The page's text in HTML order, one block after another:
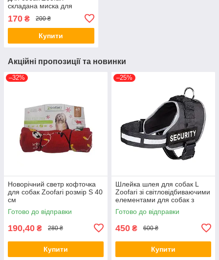
складана миска для
тварин 750 мл Ø 15,5 см
170 ₴ 200 ₴
Купити
Акційні пропозиції та новинки
–32%
Новорічний светр кофточка
для собак Zoofari розмір S 40
см
Готово до відправки
190,40 ₴ 280 ₴
Купити
–25%
Шлейка шлея для собак L
Zoofari зі світловідбиваючими
елементами для собак з
окружністю грудей 70-86 см
Готово до відправки
450 ₴ 600 ₴
Купити